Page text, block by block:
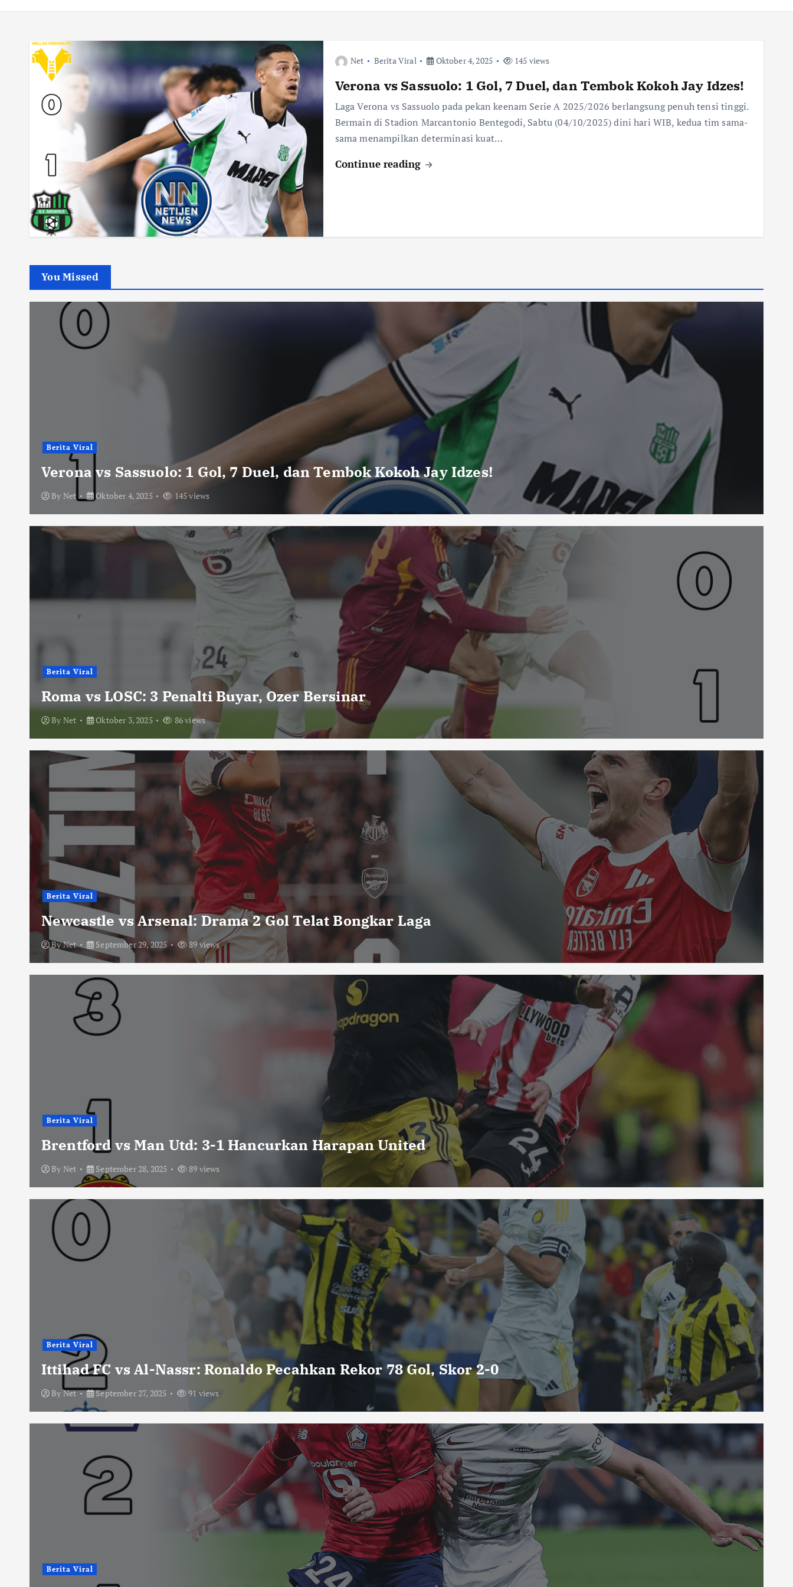
Net Berita Viral Oktober 4, 2025 145 views
Verona vs Sassuolo: 1 Gol, 7 Duel, dan Tembok Kokoh Jay Idzes!
Laga Verona vs Sassuolo pada pekan keenam Serie A 2025/2026 berlangsung penuh tensi tinggi.
Bermain di Stadion Marcantonio Bentegodi, Sabtu (04/10/2025) dini hari WIB, kedua tim sama-
sama menampilkan determinasi kuat…
Continue reading
You Missed
Berita Viral
Verona vs Sassuolo: 1 Gol, 7 Duel, dan Tembok Kokoh Jay Idzes!
By Net Oktober 4, 2025 145 views
Berita Viral
Roma vs LOSC: 3 Penalti Buyar, Ozer Bersinar
By Net Oktober 3, 2025 86 views
Berita Viral
Newcastle vs Arsenal: Drama 2 Gol Telat Bongkar Laga
ByNet September 29, 2025 89 views
Berita Viral
Brentford vs Man Utd: 3-1 Hancurkan Harapan United
By Net September 28, 2025 89 views
Berita Viral
Ittihad FC vs Al-Nassr: Ronaldo Pecahkan Rekor 78 Gol, Skor 2-0
ByNet September 27, 2025 91 views
Berita Viral